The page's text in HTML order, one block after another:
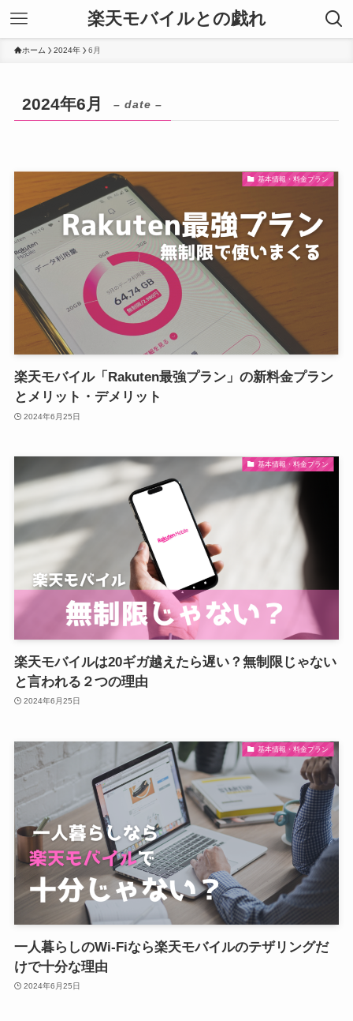
楽天モバイルとの戯れ
ホーム 2024年 6月
2024年6月 – date –
基本情報・料金プラン
楽天モバイル「Rakuten最強プラン」の新料金プラン
とメリット・デメリット
2024年6月25日
基本情報・料金プラン
楽天モバイルは20ギガ越えたら遅い？無制限じゃない
と言われる２つの理由
2024年6月25日
基本情報・料金プラン
一人暮らしのWi-Fiなら楽天モバイルのテザリングだ
けで十分な理由
2024年6月25日